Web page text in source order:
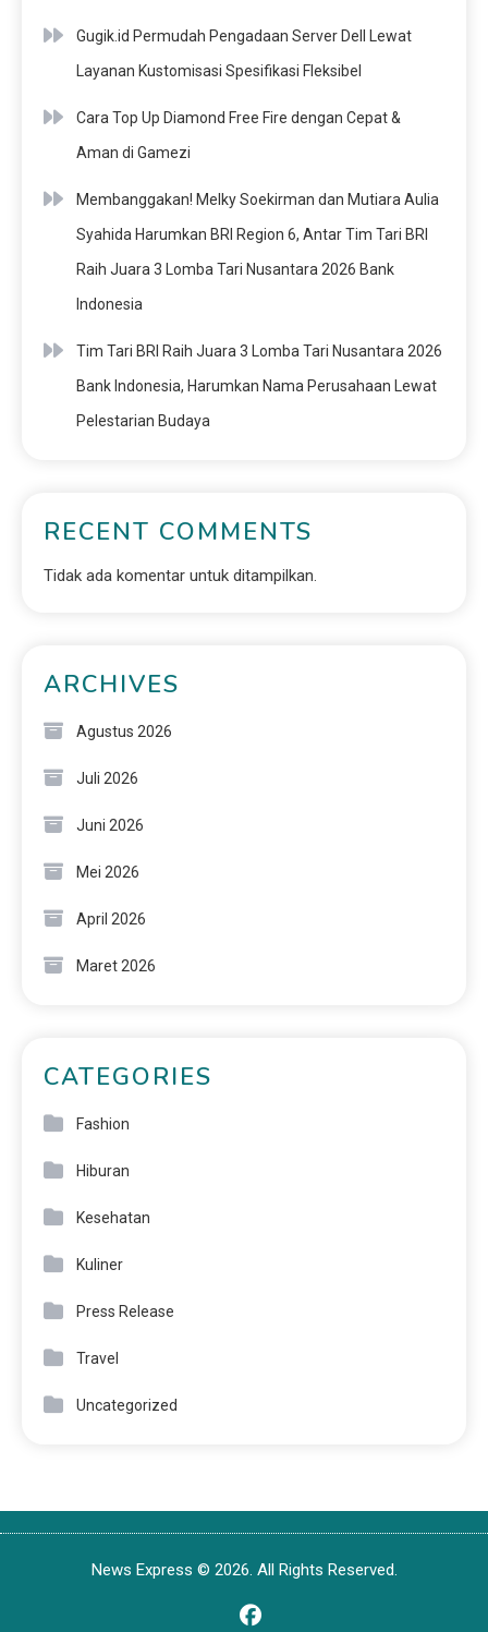
Gugik.id Permudah Pengadaan Server Dell Lewat
Layanan Kustomisasi Spesifikasi Fleksibel
Cara Top Up Diamond Free Fire dengan Cepat &
Aman di Gamezi
Membanggakan! Melky Soekirman dan Mutiara Aulia
Syahida Harumkan BRI Region 6, Antar Tim Tari BRI
Raih Juara 3 Lomba Tari Nusantara 2026 Bank
Indonesia
Tim Tari BRI Raih Juara 3 Lomba Tari Nusantara 2026
Bank Indonesia, Harumkan Nama Perusahaan Lewat
Pelestarian Budaya
RECENT COMMENTS
Tidak ada komentar untuk ditampilkan.
ARCHIVES
Agustus 2026
Juli 2026
Juni 2026
Mei 2026
April 2026
Maret 2026
CATEGORIES
Fashion
Hiburan
Kesehatan
Kuliner
Press Release
Travel
Uncategorized
News Express © 2026. All Rights Reserved.